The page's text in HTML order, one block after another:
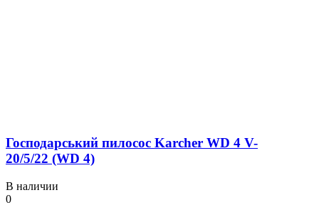
Господарський пилосос Karcher WD 4 V-
20/5/22 (WD 4)
В наличии
0